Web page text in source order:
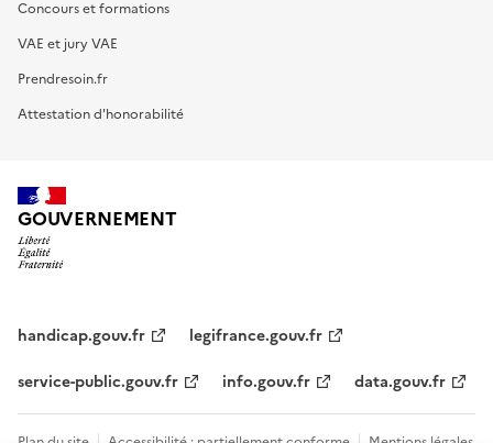
Concours et formations
VAE et jury VAE
Prendresoin.fr
Attestation d'honorabilité
GOUVERNEMENT
handicap.gouv.fr
legifrance.gouv.fr
service-public.gouv.fr
info.gouv.fr data.gouv.fr